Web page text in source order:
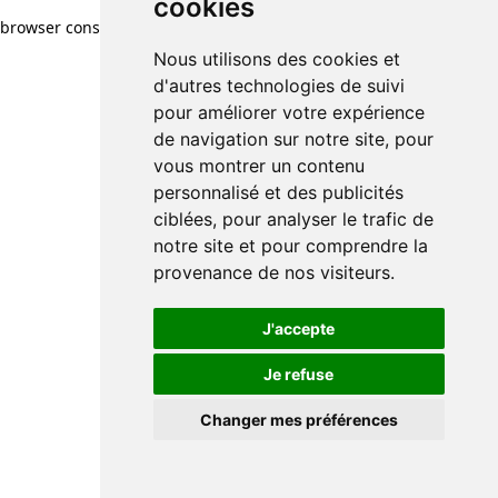
cookies
Nous utilisons des cookies et
d'autres technologies de suivi
pour améliorer votre expérience
de navigation sur notre site, pour
vous montrer un contenu
personnalisé et des publicités
ciblées, pour analyser le trafic de
notre site et pour comprendre la
provenance de nos visiteurs.
J'accepte
Je refuse
Changer mes préférences
browser console for more information)